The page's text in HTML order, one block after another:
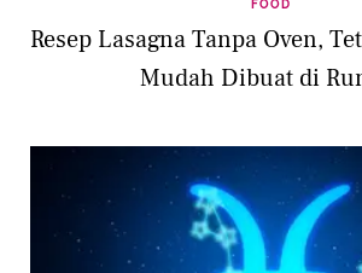
FOOD
Resep Lasagna Tanpa Oven,
Mudah Dibuat di